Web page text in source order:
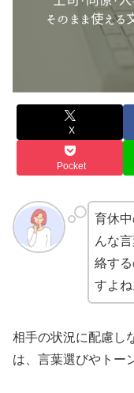
X
Pocket
育休
んな
絡す
すよね
相手の状況に配慮し
は、言葉選びやトー